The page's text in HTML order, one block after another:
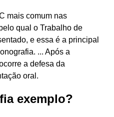
mais comum nas
qual o Trabalho de
e essa é a principal
... Após a
a defesa da
oral.
exemplo?